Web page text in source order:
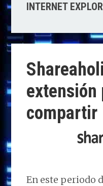
INTERNET
extensión
compartir
En este periodo